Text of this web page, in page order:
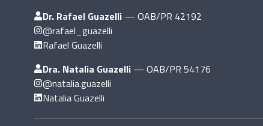
Dr. Rafael Guazelli— OAB/PR 42192
@rafael_guazelli
Rafael Guazelli
Dra. Natalia Guazelli— OAB/PR 54176
@natalia.guazelli
Natalia Guazelli